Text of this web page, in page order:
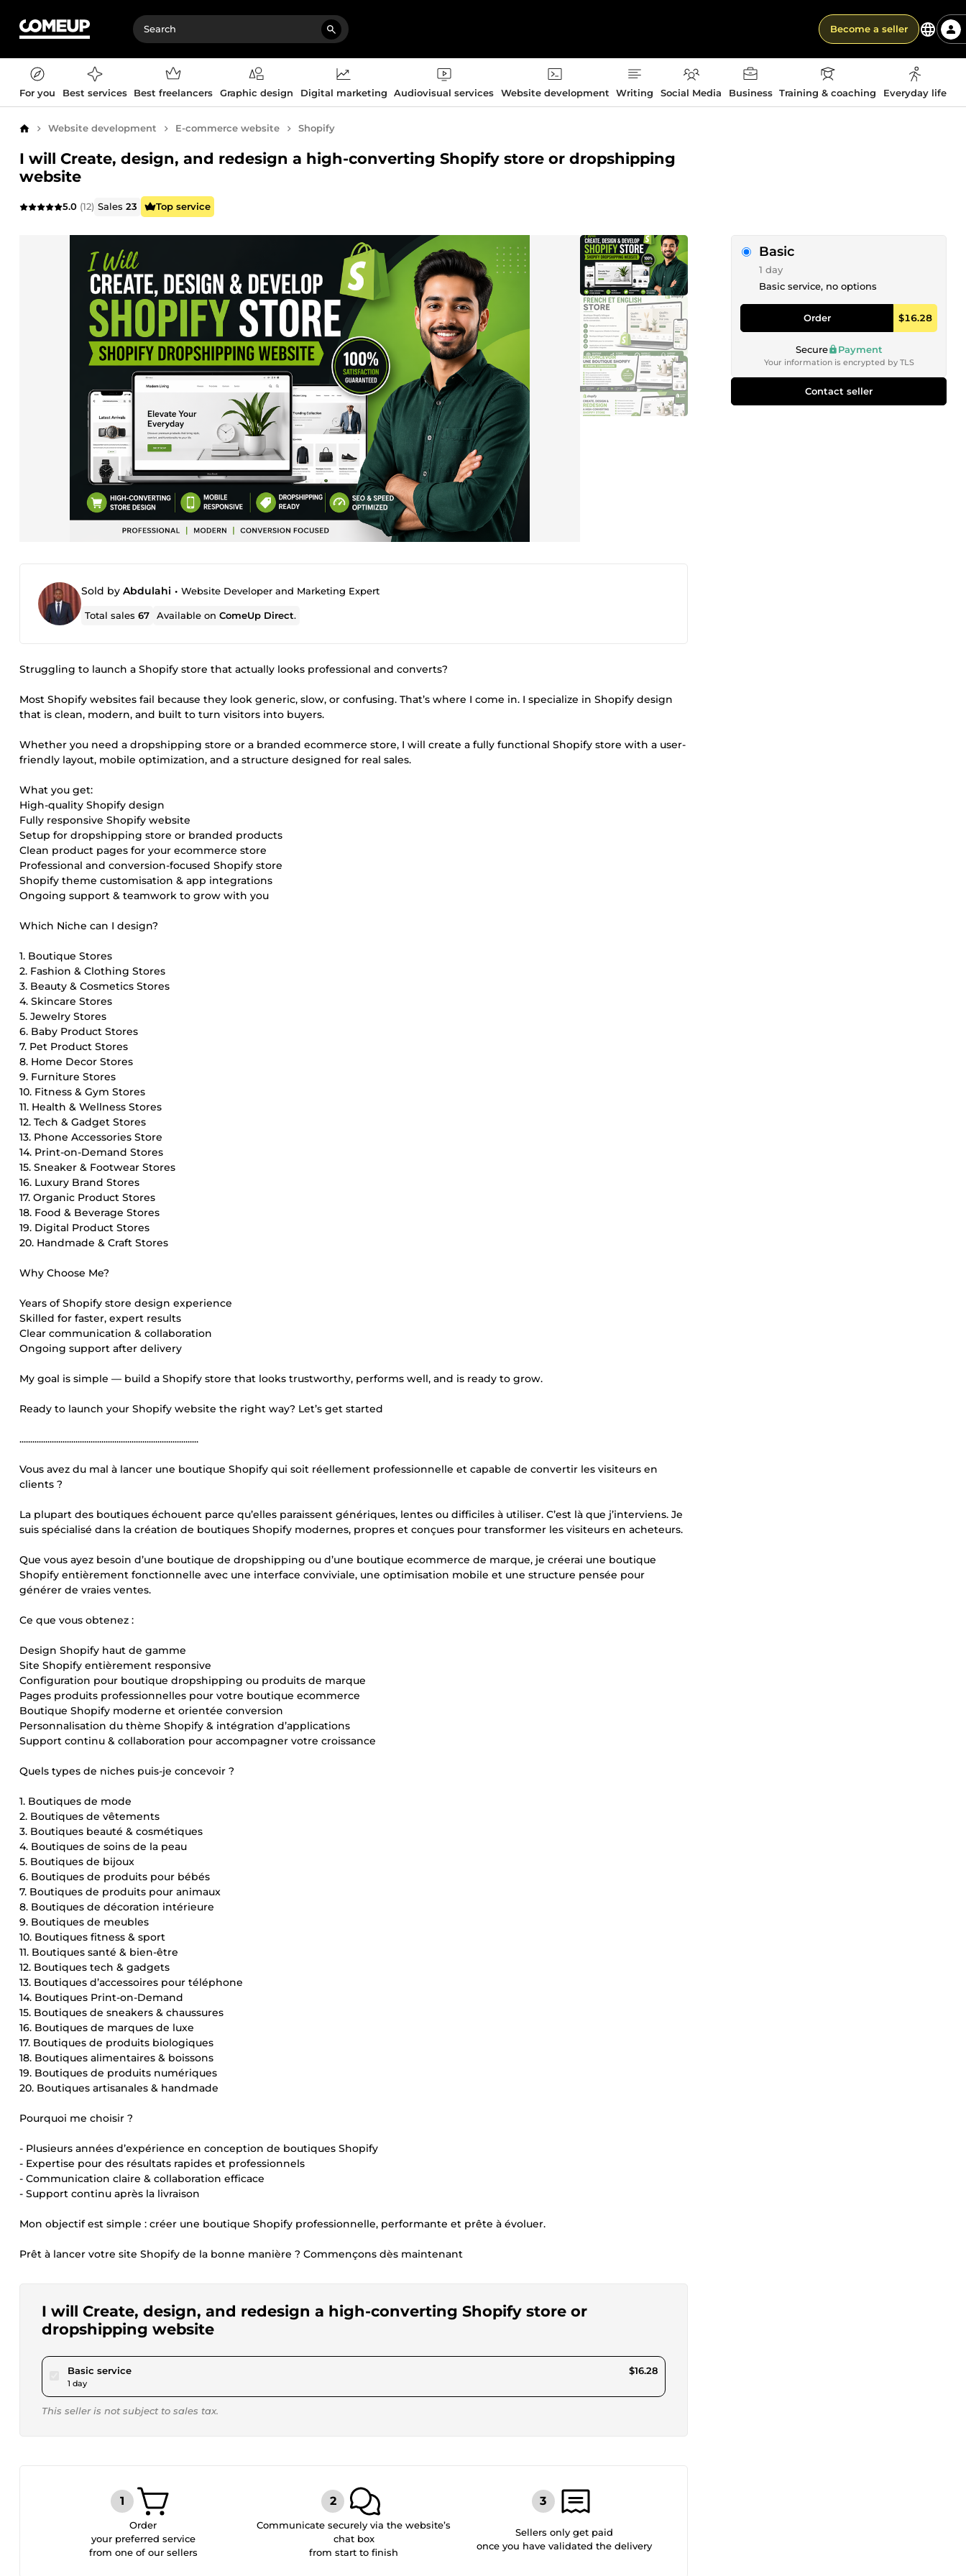
Become a seller
For you Best services Best freelancers Graphic design Digital marketing Audiovisual services Website development Writing Social Media Business Training & coaching Everyday life
Home Website development E-commerce website Shopify
I will Create, design, and redesign a high-converting Shopify store or dropshipping
website
5.0 (12) Sales23 Top service
Sold by Abdulahi • Website Developer and Marketing Expert
Total sales67 Available onComeUp Direct.
Struggling to launch a Shopify store that actually looks professional and converts?
Most Shopify websites fail because they look generic, slow, or confusing. That’s where I come in. I specialize in Shopify design
that is clean, modern, and built to turn visitors into buyers.
Whether you need a dropshipping store or a branded ecommerce store, I will create a fully functional Shopify store with a user-
friendly layout, mobile optimization, and a structure designed for real sales.
What you get:
High-quality Shopify design
Fully responsive Shopify website
Setup for dropshipping store or branded products
Clean product pages for your ecommerce store
Professional and conversion-focused Shopify store
Shopify theme customisation & app integrations
Ongoing support & teamwork to grow with you
Which Niche can I design?
1. Boutique Stores
2. Fashion & Clothing Stores
3. Beauty & Cosmetics Stores
4. Skincare Stores
5. Jewelry Stores
6. Baby Product Stores
7. Pet Product Stores
8. Home Decor Stores
9. Furniture Stores
10. Fitness & Gym Stores
11. Health & Wellness Stores
12. Tech & Gadget Stores
13. Phone Accessories Store
14. Print-on-Demand Stores
15. Sneaker & Footwear Stores
16. Luxury Brand Stores
17. Organic Product Stores
18. Food & Beverage Stores
19. Digital Product Stores
20. Handmade & Craft Stores
Why Choose Me?
Years of Shopify store design experience
Skilled for faster, expert results
Clear communication & collaboration
Ongoing support after delivery
My goal is simple — build a Shopify store that looks trustworthy, performs well, and is ready to grow.
Ready to launch your Shopify website the right way? Let’s get started
...................................................................................
Vous avez du mal à lancer une boutique Shopify qui soit réellement professionnelle et capable de convertir les visiteurs en
clients ?
La plupart des boutiques échouent parce qu’elles paraissent génériques, lentes ou difficiles à utiliser. C’est là que j’interviens. Je
suis spécialisé dans la création de boutiques Shopify modernes, propres et conçues pour transformer les visiteurs en acheteurs.
Que vous ayez besoin d’une boutique de dropshipping ou d’une boutique ecommerce de marque, je créerai une boutique
Shopify entièrement fonctionnelle avec une interface conviviale, une optimisation mobile et une structure pensée pour
générer de vraies ventes.
Ce que vous obtenez :
Design Shopify haut de gamme
Site Shopify entièrement responsive
Configuration pour boutique dropshipping ou produits de marque
Pages produits professionnelles pour votre boutique ecommerce
Boutique Shopify moderne et orientée conversion
Personnalisation du thème Shopify & intégration d’applications
Support continu & collaboration pour accompagner votre croissance
Quels types de niches puis-je concevoir ?
1. Boutiques de mode
2. Boutiques de vêtements
3. Boutiques beauté & cosmétiques
4. Boutiques de soins de la peau
5. Boutiques de bijoux
6. Boutiques de produits pour bébés
7. Boutiques de produits pour animaux
8. Boutiques de décoration intérieure
9. Boutiques de meubles
10. Boutiques fitness & sport
11. Boutiques santé & bien-être
12. Boutiques tech & gadgets
13. Boutiques d’accessoires pour téléphone
14. Boutiques Print-on-Demand
15. Boutiques de sneakers & chaussures
16. Boutiques de marques de luxe
17. Boutiques de produits biologiques
18. Boutiques alimentaires & boissons
19. Boutiques de produits numériques
20. Boutiques artisanales & handmade
Pourquoi me choisir ?
- Plusieurs années d’expérience en conception de boutiques Shopify
- Expertise pour des résultats rapides et professionnels
- Communication claire & collaboration efficace
- Support continu après la livraison
Mon objectif est simple : créer une boutique Shopify professionnelle, performante et prête à évoluer.
Prêt à lancer votre site Shopify de la bonne manière ? Commençons dès maintenant
I will Create, design, and redesign a high-converting Shopify store or
dropshipping website
Basic servicepour $15.00
1 day
$16.28
This seller is not subject to sales tax.
Basic
1 day
Basic service, no options
Order $16.28
Secure Payment
Your information is encrypted by TLS
Contact seller
Order
your preferred service
from one of our sellers
Communicate securely via the website’s
chat box
from start to finish
Sellers only get paid
once you have validated the delivery